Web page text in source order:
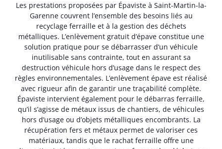
Les prestations proposées par Épaviste à Saint-Martin-la-
Garenne couvrent l’ensemble des besoins liés au
recyclage ferraille et à la gestion des déchets
métalliques. L’enlèvement gratuit d’épave constitue une
solution pratique pour se débarrasser d’un véhicule
inutilisable sans contrainte, tout en assurant sa
destruction véhicule hors d’usage dans le respect des
règles environnementales. L’enlèvement épave est réalisé
avec rigueur afin de garantir une traçabilité complète.
Épaviste intervient également pour le débarras ferraille,
qu’il s’agisse de métaux issus de chantiers, de véhicules
hors d’usage ou d’objets métalliques encombrants. La
récupération fers et métaux permet de valoriser ces
matériaux, tandis que le rachat ferraille offre une